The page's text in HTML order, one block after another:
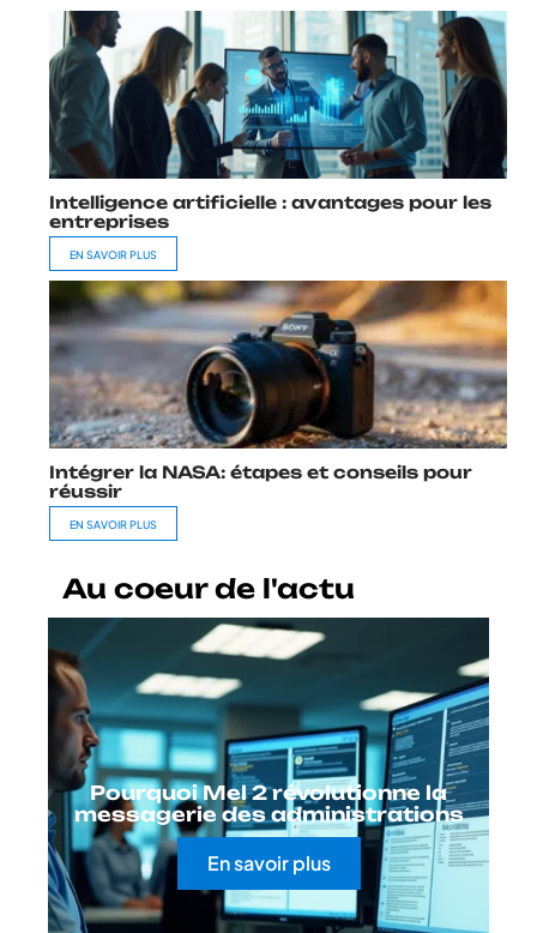
Intelligence artificielle : avantages pour les
entreprises
EN SAVOIR PLUS
Intégrer la NASA: étapes et conseils pour
réussir
EN SAVOIR PLUS
Au coeur de l'actu
Pourquoi Mel 2 révolutionne la
messagerie des administrations
En savoir plus